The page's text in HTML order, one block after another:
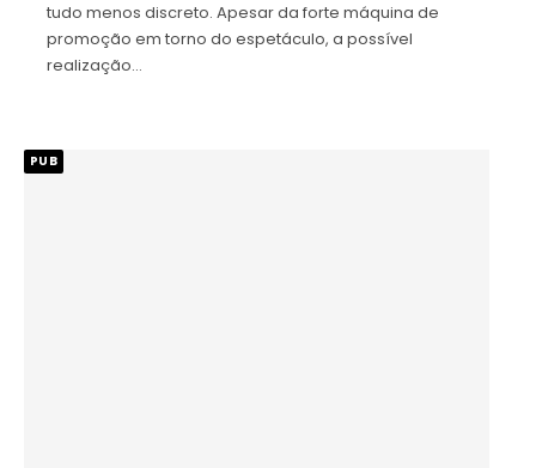
tudo menos discreto. Apesar da forte máquina de
promoção em torno do espetáculo, a possível
realização…
PUB